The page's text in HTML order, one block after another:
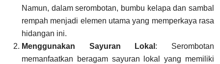
Namun, dalam serombotan, bumbu kelapa dan sambal
rempah menjadi elemen utama yang memperkaya rasa
hidangan ini.
Menggunakan Sayuran Lokal : Serombotan
memanfaatkan beragam sayuran lokal yang memiliki